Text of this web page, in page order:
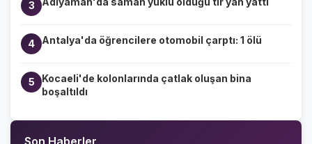
3
4 Antalya'da öğrencilere otomobil çarptı: 1 ölü
5
Kocaeli'de kolonlarında çatlak oluşan bina
boşaltıldı
Son Haberler